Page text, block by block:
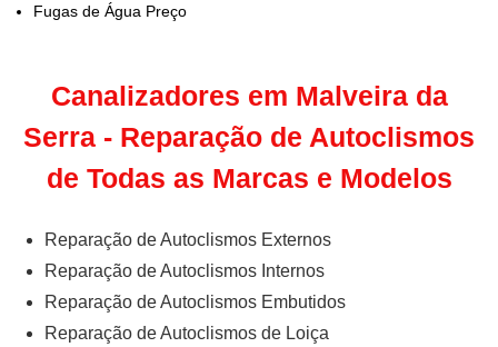
Fugas de Água Preço
Canalizadores em Malveira da
Serra - Reparação de Autoclismos
de Todas as Marcas e Modelos
Reparação de Autoclismos Externos
Reparação de Autoclismos Internos
Reparação de Autoclismos Embutidos
Reparação de Autoclismos de Loiça